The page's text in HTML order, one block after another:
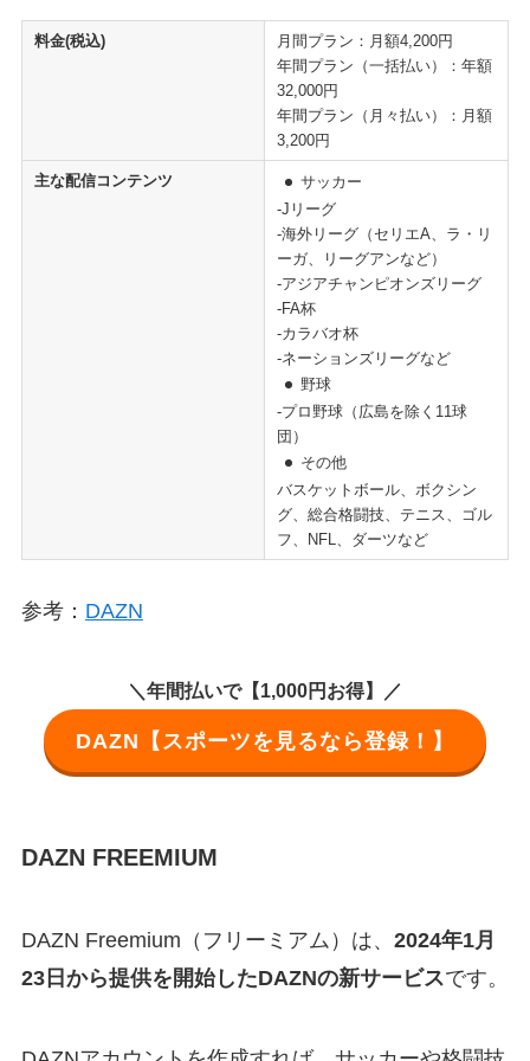
料金(税込)
月間プラン：月額4,200円
年間プラン（一括払い）：年額
32,000円
年間プラン（月々払い）：月額
3,200円
主な配信コンテンツ
サッカー
-Jリーグ
-海外リーグ（セリエA、ラ・リ
ーガ、リーグアンなど）
-アジアチャンピオンズリーグ
-FA杯
-カラバオ杯
-ネーションズリーグなど
野球
-プロ野球（広島を除く11球
団）
その他
バスケットボール、ボクシン
グ、総合格闘技、テニス、ゴル
フ、NFL、ダーツなど
参考： DAZN
＼年間払いで【1,000円お得】／
DAZN【スポーツを見るなら登録！】
DAZN FREEMIUM
DAZN Freemium（フリーミアム）は、 2024年1月
23日から提供を開始したDAZNの新サービスです。